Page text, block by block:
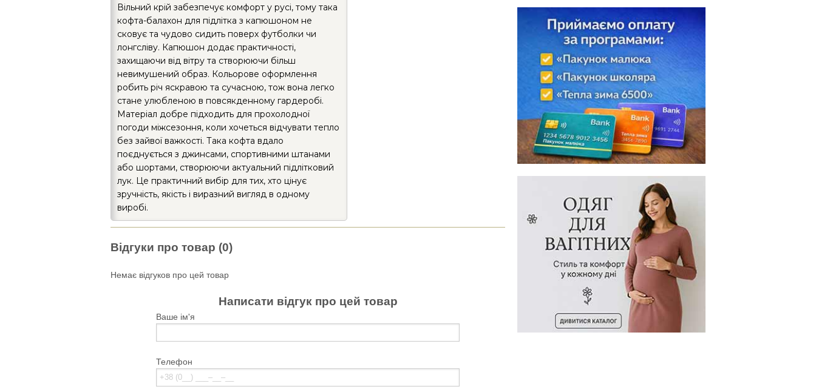
Вільний крій забезпечує комфорт у русі, тому така
кофта-балахон для підлітка з капюшоном не
сковує та чудово сидить поверх футболки чи
лонгсліву. Капюшон додає практичності,
захищаючи від вітру та створюючи більш
невимушений образ. Кольорове оформлення
робить річ яскравою та сучасною, тож вона легко
стане улюбленою в повсякденному гардеробі.
Матеріал добре підходить для прохолодної
погоди міжсезоння, коли хочеться відчувати тепло
без зайвої важкості. Така кофта вдало
поєднується з джинсами, спортивними штанами
або шортами, створюючи актуальний підлітковий
лук. Це практичний вибір для тих, хто цінує
зручність, якість і виразний вигляд в одному
виробі.
Відгуки про товар (0)
Немає відгуков про цей товар
Написати відгук про цей товар
Ваше ім'я
Телефон